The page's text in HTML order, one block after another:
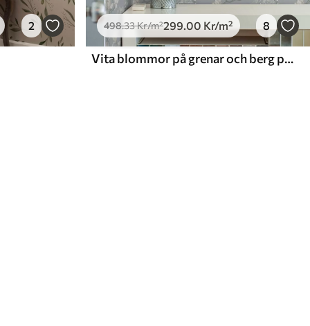
2 498.33Kr/m²299.00 Kr/m² 8
Vita blommor på grenar och berg på en blå bakgrund